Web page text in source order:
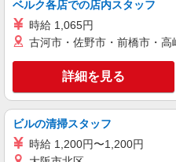
ベルク各店での店内スタッフ
時給 1,065円
古河市・佐野市・前橋市・
詳細を見る
ビルの清掃スタッフ
時給 1,200円〜1,200円